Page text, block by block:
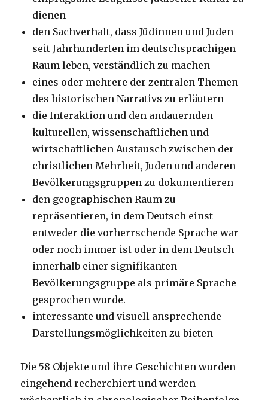
dienen
den Sachverhalt, dass Jüdinnen und Juden
seit Jahrhunderten im deutschsprachigen
Raum leben, verständlich zu machen
eines oder mehrere der zentralen Themen
des historischen Narrativs zu erläutern
die Interaktion und den andauernden
kulturellen, wissenschaftlichen und
wirtschaftlichen Austausch zwischen der
christlichen Mehrheit, Juden und anderen
Bevölkerungsgruppen zu dokumentieren
den geographischen Raum zu
repräsentieren, in dem Deutsch einst
entweder die vorherrschende Sprache war
oder noch immer ist oder in dem Deutsch
innerhalb einer signifikanten
Bevölkerungsgruppe als primäre Sprache
gesprochen wurde.
interessante und visuell ansprechende
Darstellungsmöglichkeiten zu bieten
Die 58 Objekte und ihre Geschichten wurden
eingehend recherchiert und werden